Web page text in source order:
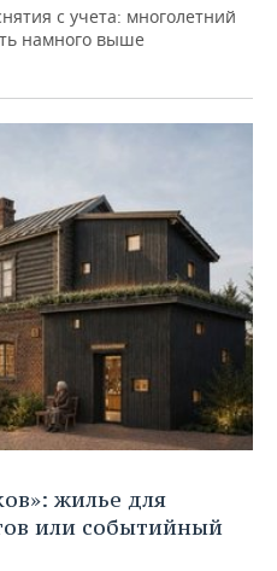
с учета: многолетний
намного выше
жилье для
или событийный